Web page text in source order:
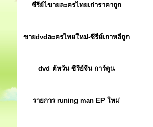
ซีรีย์ไขายละครไทยเก่าราคาถูก
ขายdvdละครไทยใหม่-ซีรีย์เกาหลีถูก
dvd ต้หวัน ซีรีย์จีน การ์ตูน
รายการ runing man EP ใหม่